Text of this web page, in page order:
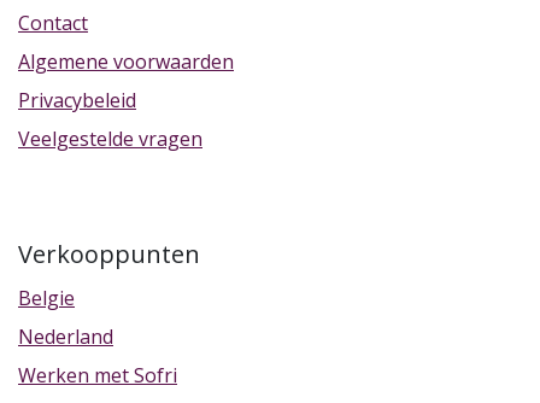
Contact
Algemene voorwaarden
Privacybeleid
Veelgestelde vragen
Verkooppunten
Belgie
Nederland
Werken met Sofri